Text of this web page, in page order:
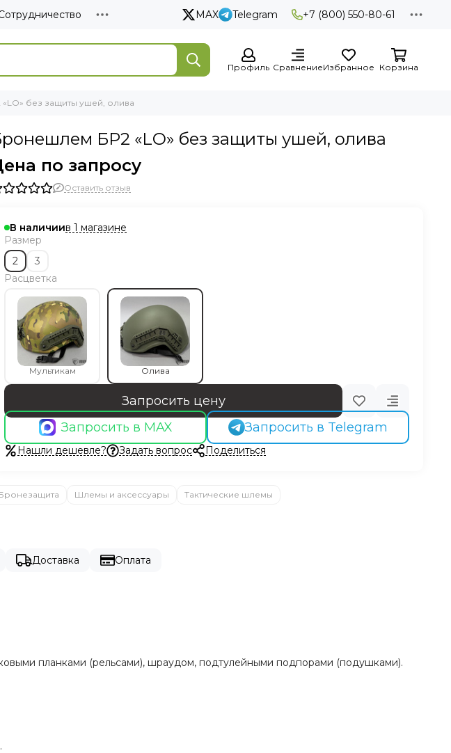
MAX Telegram +7 (800) 550-80-61
Профиль СравнениеИзбранное Корзина
без защиты ушей, олива
БР2 «LO» без защиты ушей, олива
по запросу
Оставить отзыв
В наличиив 1 магазине
Размер
2
3
Расцветка
Мультикам Олива
Запросить цену
Запросить в MAX
Запросить в Telegram
Нашли дешевле? Задать вопрос Поделиться
Шлемы и аксессуары Тактические шлемы
Доставка Оплата
планками (рельсами), шраудом, подтулейными подпорами (подушками).